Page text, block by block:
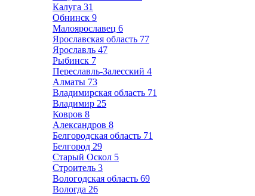
Калуга 31
Обнинск 9
Малоярославец 6
Ярославская область 77
Ярославль 47
Рыбинск 7
Переславль-Залесский 4
Алматы 73
Владимирская область 71
Владимир 25
Ковров 8
Александров 8
Белгородская область 71
Белгород 29
Старый Оскол 5
Строитель 3
Вологодская область 69
Вологда 26